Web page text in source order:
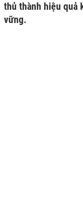
thủ thành hiệu quả
vững.